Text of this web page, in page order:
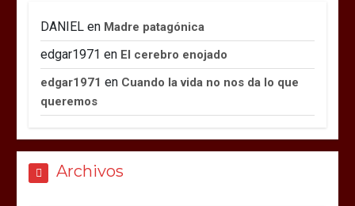
DANIEL en Madre patagónica
edgar1971 en El cerebro enojado
edgar1971 en Cuando la vida no nos da lo que
queremos
Archivos